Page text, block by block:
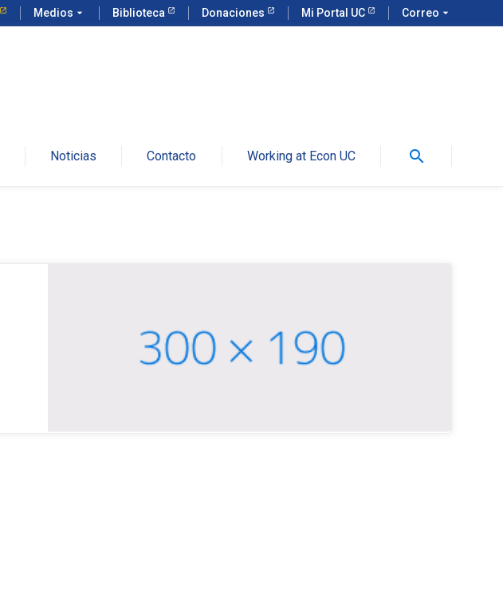
Medios arrow_drop_down Biblioteca Donaciones Mi Portal UC Correo arrow_drop_down
Noticias Contacto Working at Econ UC search